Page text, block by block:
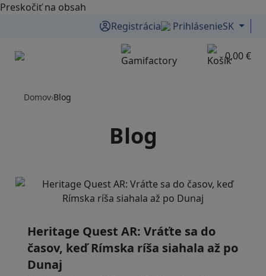
Preskočiť na obsah
Registrácia
PrihlásenieSK
0,00 €
Domov›Blog
Blog
Heritage Quest AR: Vráťte sa do
časov, keď Rímska ríša siahala až po
Dunaj